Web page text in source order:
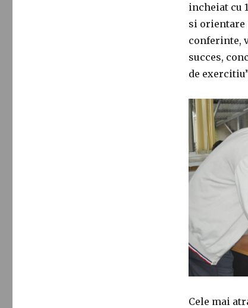
incheiat cu
si orientare
conferinte,
succes,
de
Cele mai